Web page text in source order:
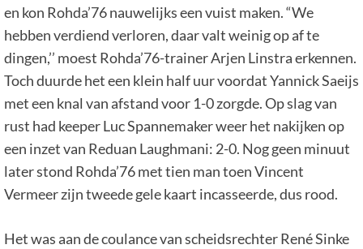
en kon Rohda’76 nauwelijks een vuist maken. “We
hebben verdiend verloren, daar valt weinig op af te
dingen,’’ moest Rohda’76-trainer Arjen Linstra erkennen.
Toch duurde het een klein half uur voordat Yannick Saeijs
met een knal van afstand voor 1-0 zorgde. Op slag van
rust had keeper Luc Spannemaker weer het nakijken op
een inzet van Reduan Laughmani: 2-0. Nog geen minuut
later stond Rohda’76 met tien man toen Vincent
Vermeer zijn tweede gele kaart incasseerde, dus rood.
Het was aan de coulance van scheidsrechter René Sinke